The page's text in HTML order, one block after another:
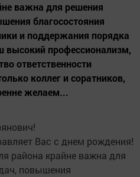
важна для решения
благосостояния
и поддержания порядка
высокий профессионализм,
ответственности
коллег и соратников,
желаем...
Вас с днем рождения!
района крайне важна для
повышения